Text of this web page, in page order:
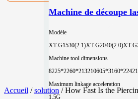
Machine de découpe
Modèle
XT-G1530(2.1)XT-G2040(2.0)XT-
Machine tool dimensions
8225*2260*213210605*3160*2242
Maximum linkage acceleration
1.5G
Accueil /solution / How Fast Is the